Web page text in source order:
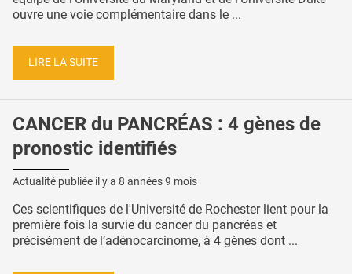
ouvre une voie complémentaire dans le ...
LIRE LA SUITE
CANCER du PANCRÉAS : 4 gènes de
pronostic identifiés
Actualité publiée il y a 8 années 9 mois
Ces scientifiques de l'Université de Rochester lient pour la
première fois la survie du cancer du pancréas et
précisément de l’adénocarcinome, à 4 gènes dont ...